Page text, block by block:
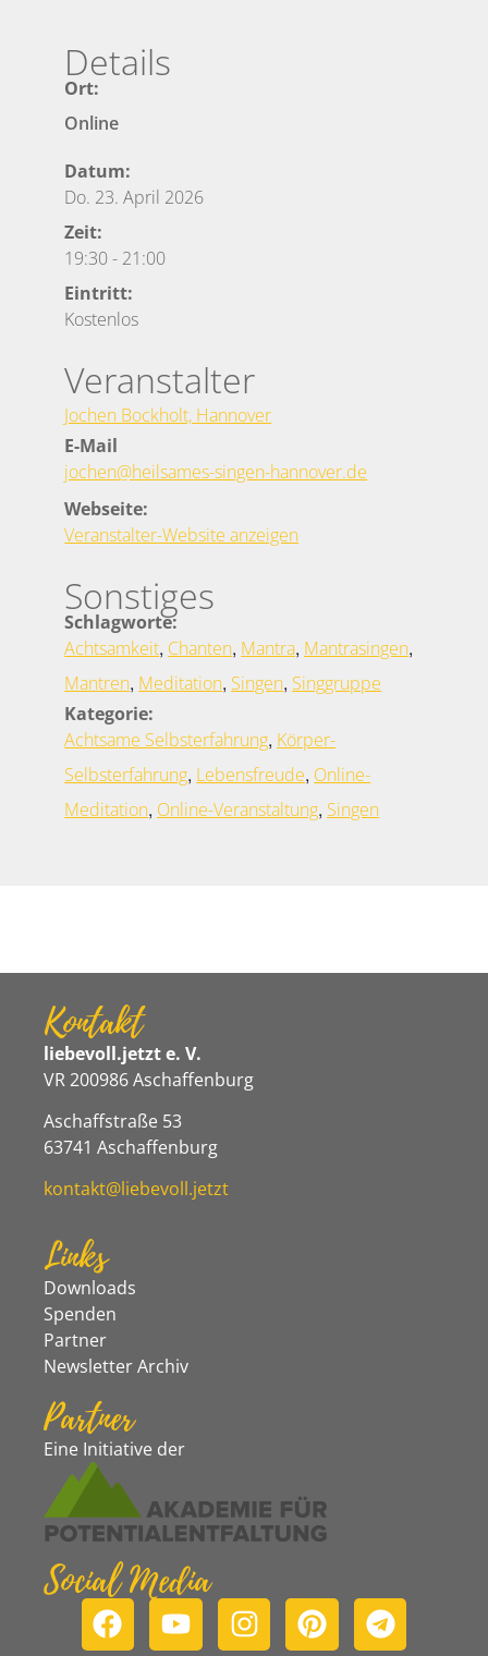
Details
Ort:
Online
Datum:
Do. 23. April 2026
Zeit:
19:30- 21:00
Eintritt:
Kostenlos
Veranstalter
Jochen Bockholt, Hannover
E-Mail
jochen@heilsames-singen-hannover.de
Webseite:
Veranstalter-Website anzeigen
Sonstiges
Schlagworte:
Achtsamkeit, Chanten, Mantra, Mantrasingen,
Mantren, Meditation, Singen, Singgruppe
Kategorie:
Achtsame Selbsterfahrung, Körper-
Selbsterfahrung, Lebensfreude, Online-
Meditation, Online-Veranstaltung, Singen
Kontakt
liebevoll.jetzt e. V.
VR 200986 Aschaffenburg
Aschaffstraße 53
63741 Aschaffenburg
kontakt@liebevoll.jetzt
Links
Downloads
Spenden
Partner
Newsletter Archiv
Partner
Eine Initiative der
Social Media